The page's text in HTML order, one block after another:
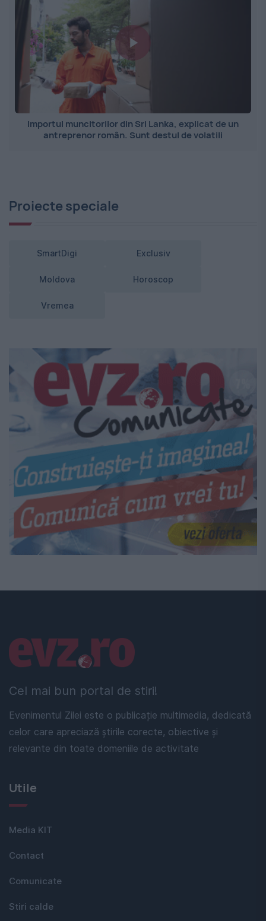
Importul muncitorilor din Sri Lanka, explicat de un
antreprenor român. Sunt destul de volatili
Proiecte speciale
SmartDigi Exclusiv
Moldova Horoscop
Vremea
Cel mai bun portal de stiri!
Evenimentul Zilei este o publicație multimedia, dedicată
celor care apreciază știrile corecte, obiective și
relevante din toate domeniile de activitate
Linkuri utile
Utile
Media KIT
Contact
Comunicate
Stiri calde